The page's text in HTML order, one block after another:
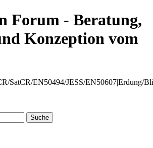
Forum - Beratung,
Konzeption vom
SatCR/EN50494/JESS/EN50607|Erdung/